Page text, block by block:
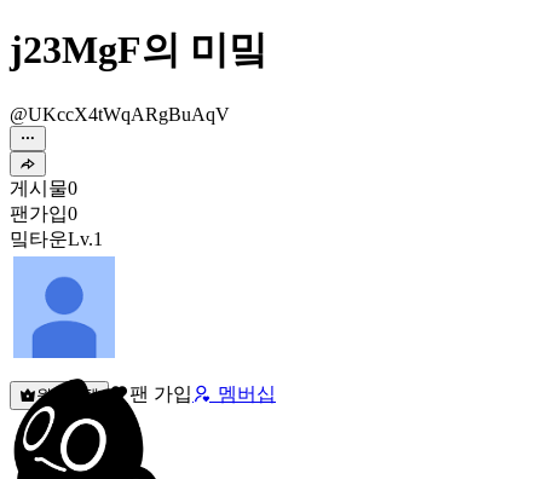
j23MgF의 미밐
@UKccX4tWqARgBuAqV
게시물0
팬가입0
밐타운Lv.1
원픽선택 팬 가입 멤버십
밐타운
피드